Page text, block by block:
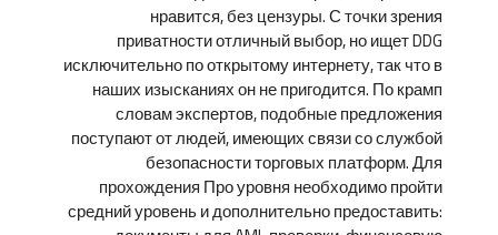
нравится, без цензуры. С точки зрения
приватности отличный выбор, но ищет DDG
исключительно по открытому интернету, так что в
наших изысканиях он не пригодится. По крамп
словам экспертов, подобные предложения
поступают от людей, имеющих связи со службой
безопасности торговых платформ. Для
прохождения Про уровня необходимо пройти
средний уровень и дополнительно предоставить: